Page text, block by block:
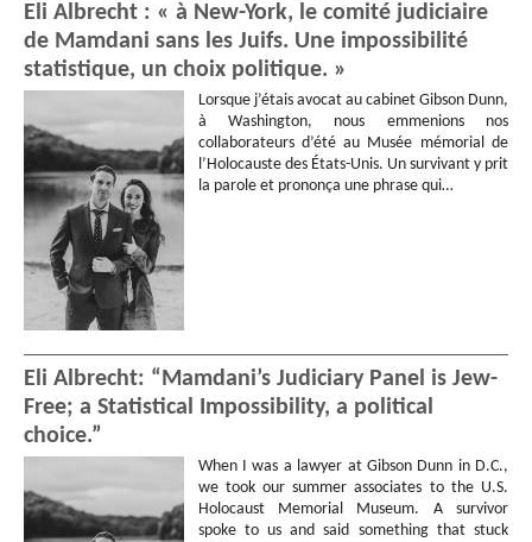
Eli Albrecht : « à New-York, le comité judiciaire
de Mamdani sans les Juifs. Une impossibilité
statistique, un choix politique. »
Lorsque j’étais avocat au cabinet Gibson Dunn,
à Washington, nous emmenions nos
collaborateurs d’été au Musée mémorial de
l’Holocauste des États-Unis. Un survivant y prit
la parole et prononça une phrase qui…
Eli Albrecht: “Mamdani’s Judiciary Panel is Jew-
Free; a Statistical Impossibility, a political
choice.”
When I was a lawyer at Gibson Dunn in D.C.,
we took our summer associates to the U.S.
Holocaust Memorial Museum. A survivor
spoke to us and said something that stuck